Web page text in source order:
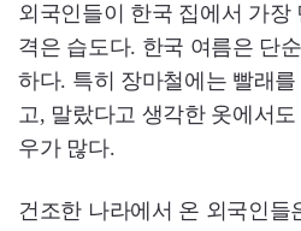
외국인들이 한국 집에서 가장
격은 습도다. 한국 여름은 단
하다. 특히 장마철에는 빨래
고, 말랐다고 생각한 옷에서
우가 많다.
건조한 나라에서 온 외국인들